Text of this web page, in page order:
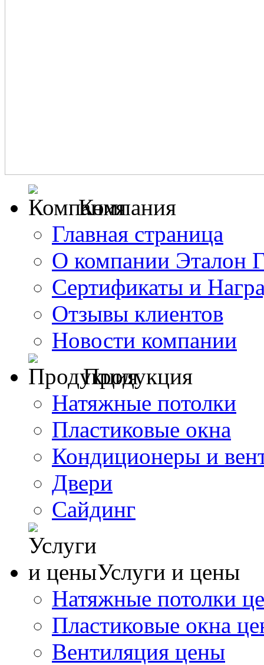
Компания
Главная страница
О компании Эталон
Сертификаты и
Отзывы клиентов
Новости компании
Продукция
Натяжные потолки
Пластиковые окна
Кондиционеры и
Двери
Сайдинг
Услуги и цены
Натяжные потолки
Пластиковые окна
Вентиляция цены